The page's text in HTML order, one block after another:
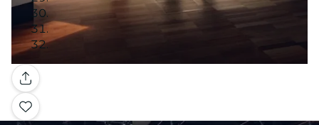
Galerie
Image 6
Image 7